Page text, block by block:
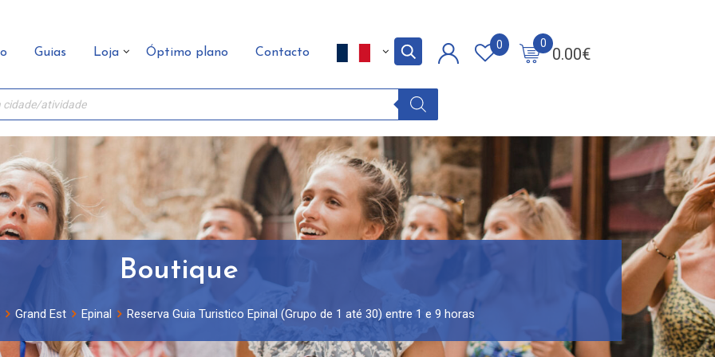
Guias Loja Óptimo plano Contacto 0.00€
0
0
Boutique
Grand Est Epinal Reserva Guia Turistico Epinal (Grupo de 1 até 30) entre 1 e 9 horas